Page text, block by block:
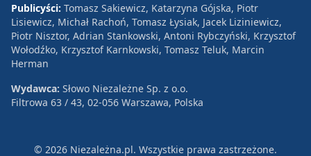
Publicyści: Tomasz Sakiewicz, Katarzyna Gójska, Piotr
Lisiewicz, Michał Rachoń, Tomasz Łysiak, Jacek Liziniewicz,
Piotr Nisztor, Adrian Stankowski, Antoni Rybczyński, Krzysztof
Wołodźko, Krzysztof Karnkowski, Tomasz Teluk, Marcin
Herman
Wydawca: Słowo Niezależne Sp. z o.o.
Filtrowa 63 / 43, 02-056 Warszawa, Polska
© 2026 Niezależna.pl. Wszystkie prawa zastrzeżone.